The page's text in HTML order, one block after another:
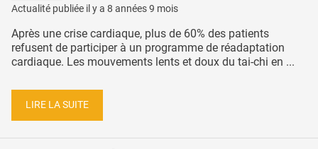
Actualité publiée il y a 8 années 9 mois
Après une crise cardiaque, plus de 60% des patients
refusent de participer à un programme de réadaptation
cardiaque. Les mouvements lents et doux du tai-chi en ...
LIRE LA SUITE